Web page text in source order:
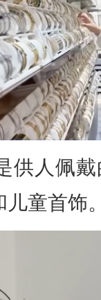
供人佩
儿童首饰